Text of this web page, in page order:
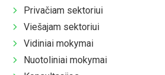
Privačiam sektoriui
Viešajam sektoriui
Vidiniai mokymai
Nuotoliniai mokymai